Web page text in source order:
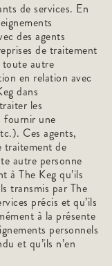
de services. En
des agents
de traitement
toute autre
en relation avec
dans
les
fournir une
Ces agents,
traitement de
autre personne
à The Keg qu’ils
transmis par The
précis et qu’ils
à la présente
personnels
et qu’ils n’en